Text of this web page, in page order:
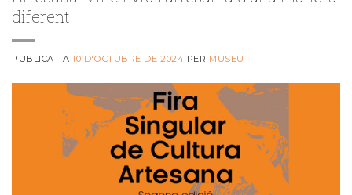
diferent!
PUBLICAT A10 D'OCTUBRE DE 2024 PER MUSEU